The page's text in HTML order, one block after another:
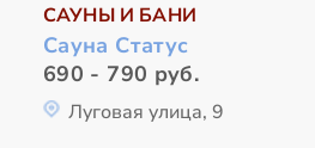
САУНЫ И БАНИ
Сауна Статус
690 - 790 руб.
Луговая улица, 9